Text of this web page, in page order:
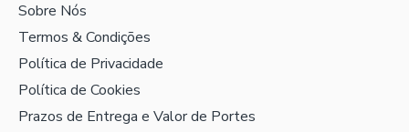
Sobre Nós
Termos & Condições
Política de Privacidade
Política de Cookies
Prazos de Entrega e Valor de Portes